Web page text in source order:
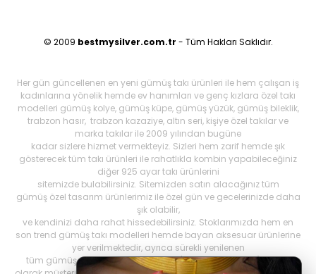
© 2009 bestmysilver.com.tr - Tüm Hakları Saklıdır.
Her gün güncellenen en yeni gümüş takı ürünleri ile hem çalışan iş
kadınlarına yönelik hemde ev hanımları ve genç kızlara özel takı
modelleri gümüş kolye, gümüş küpe, gümüş yüzük, gümüş bileklik,
trabzon hasır, trabzon kazaziye, altın seri, kişiye özel takılar ve
marka takılar ile 2009 yılından bugüne
kadar sizlere hizmet vermekteyiz. Sizleri hem zarif hemde şık
gösterecek tüm takı ürünleri ile rahatlıkla kombin yapabileceğiniz
diğer 925 ayar takı ürünlerini
sitemizde bulabilirsiniz. Sitemizden satın alacağınız tüm
gümüş özel tasarım ürünlerimiz ile özel gün ve gecelerinizde daha
şık olabilir,
ve kendinizi daha rahat hissedebilirsiniz. Stoklarımızda hem en
son trend gümüş takı modelleri hemde bayan aksesuar ürünlerine
yer verilmektedir, ayrıca sürekli yenilenen
tüm gümüş ürünlerini Best My Silrver'da bulabilirsiniz. Öncelikli